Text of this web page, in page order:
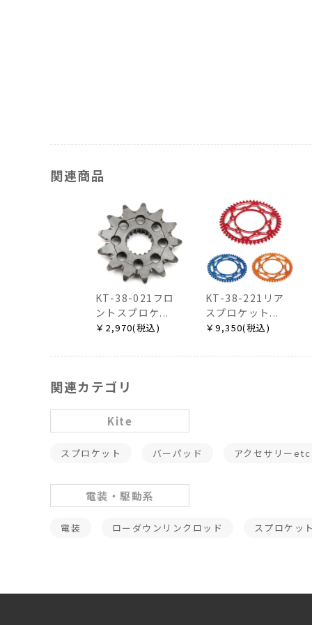
関連商品
KT-38-021フロ
ントスプロケ...
￥2,970(税込)
KT-38-221リア
スプロケット...
￥9,350(税込)
関連カテゴリ
Kite
スプロケット バーパッド アクセサリーetc
電装・駆動系
電装 ローダウンリンクロッド スプロケッ